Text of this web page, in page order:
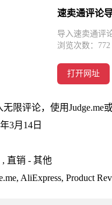
速卖通评论
导入速卖通评
浏览次数： 772
打开网址
无限评论，使用Judge.me
3月14日
直销 - 其他
AliExpress, Product